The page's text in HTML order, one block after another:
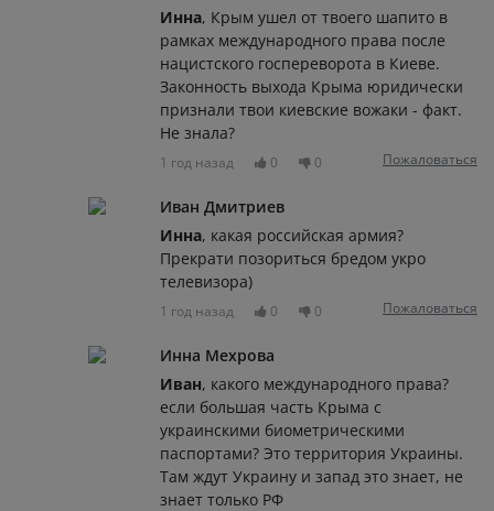
Инна, Крым ушел от твоего шапито в
рамках международного права после
нацистского госпереворота в Киеве.
Законность выхода Крыма юридически
признали твои киевские вожаки - факт.
Не знала?
1 год назад 0 0 Пожаловаться
Иван Дмитриев
Инна, какая российская армия?
Прекрати позориться бредом укро
телевизора)
1 год назад 0 0 Пожаловаться
Инна Мехрова
Иван, какого международного права?
если большая часть Крыма с
украинскими биометрическими
паспортами? Это территория Украины.
Там ждут Украину и запад это знает, не
знает только РФ